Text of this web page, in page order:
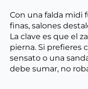
Con una falda midi
finas, salones
La clave es que el
pierna. Si prefieres
sensato o una
debe sumar, no